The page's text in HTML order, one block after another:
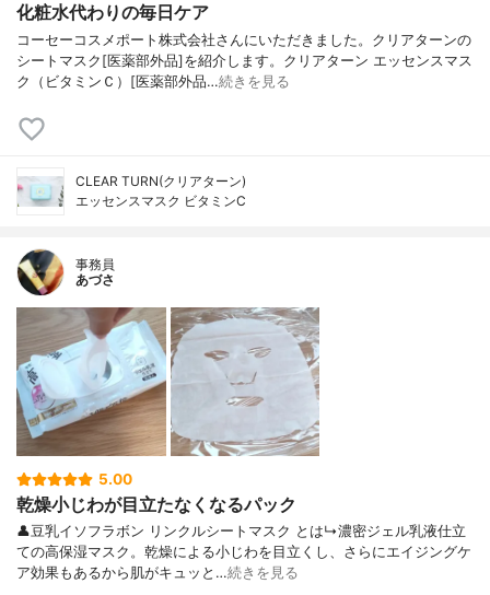
化粧水代わりの毎日ケア
コーセーコスメポート株式会社さんにいただきました。クリアターンの
シートマスク[医薬部外品]を紹介します。クリアターン エッセンスマス
ク（ビタミンＣ）[医薬部外品…続きを見る
CLEAR TURN(クリアターン)
エッセンスマスク ビタミンC
事務員
あづさ
5.00
乾燥小じわが目立たなくなるパック
👤豆乳イソフラボン リンクルシートマスク とは↳濃密ジェル乳液仕立
ての高保湿マスク。乾燥による小じわを目立くし、さらにエイジングケ
ア効果もあるから肌がキュッと…続きを見る